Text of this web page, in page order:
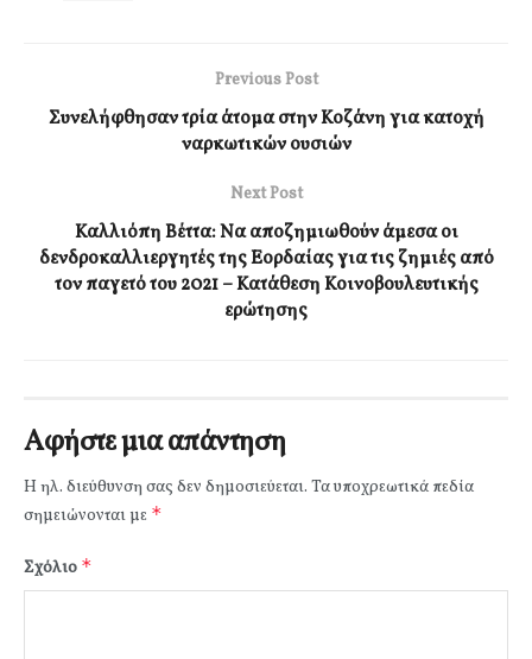
Previous Post
Συνελήφθησαν τρία άτομα στην Κοζάνη για κατοχή
ναρκωτικών ουσιών
Next Post
Καλλιόπη Βέττα: Να αποζημιωθούν άμεσα οι
δενδροκαλλιεργητές της Εορδαίας για τις ζημιές από
τον παγετό του 2021 – Κατάθεση Κοινοβουλευτικής
ερώτησης
Αφήστε μια απάντηση
Η ηλ. διεύθυνση σας δεν δημοσιεύεται. Τα υποχρεωτικά πεδία
σημειώνονται με *
Σχόλιο *